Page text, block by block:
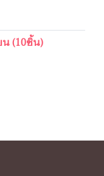
น (10ชิ้น)